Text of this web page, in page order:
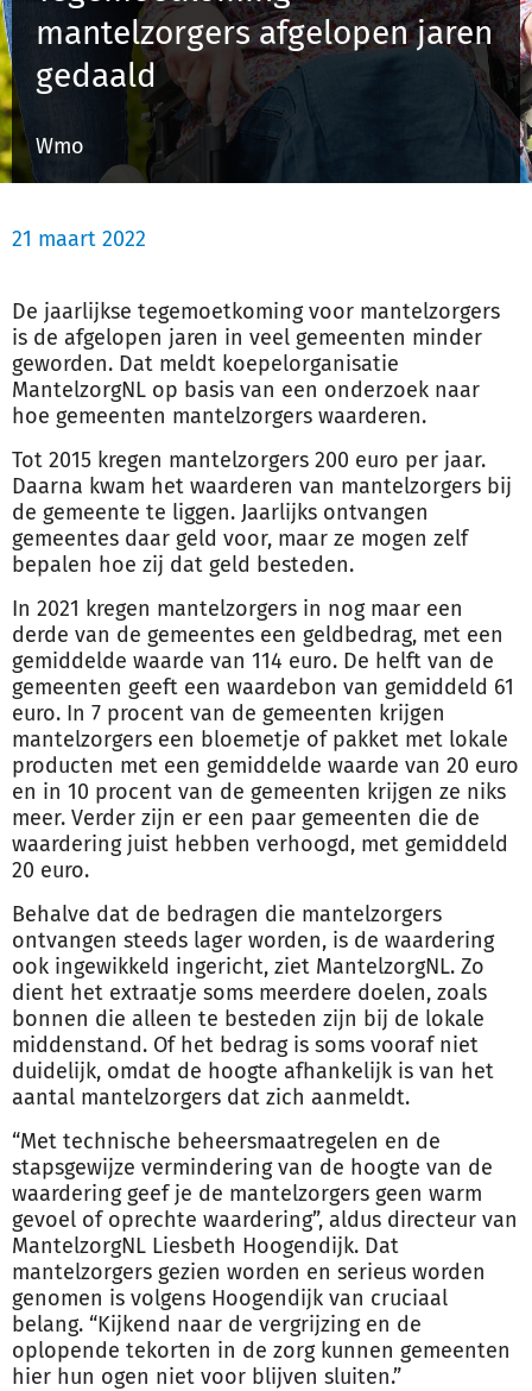
Inloggen
mantelzorgers afgelopen jaren
gedaald
Wmo
21 maart 2022
De jaarlijkse tegemoetkoming voor mantelzorgers
is de afgelopen jaren in veel gemeenten minder
geworden. Dat meldt koepelorganisatie
MantelzorgNL op basis van een onderzoek naar
hoe gemeenten mantelzorgers waarderen.
Tot 2015 kregen mantelzorgers 200 euro per jaar.
Daarna kwam het waarderen van mantelzorgers bij
de gemeente te liggen. Jaarlijks ontvangen
gemeentes daar geld voor, maar ze mogen zelf
bepalen hoe zij dat geld besteden.
In 2021 kregen mantelzorgers in nog maar een
derde van de gemeentes een geldbedrag, met een
gemiddelde waarde van 114 euro. De helft van de
gemeenten geeft een waardebon van gemiddeld 61
euro. In 7 procent van de gemeenten krijgen
mantelzorgers een bloemetje of pakket met lokale
producten met een gemiddelde waarde van 20 euro
en in 10 procent van de gemeenten krijgen ze niks
meer. Verder zijn er een paar gemeenten die de
waardering juist hebben verhoogd, met gemiddeld
20 euro.
Behalve dat de bedragen die mantelzorgers
ontvangen steeds lager worden, is de waardering
ook ingewikkeld ingericht, ziet MantelzorgNL. Zo
dient het extraatje soms meerdere doelen, zoals
bonnen die alleen te besteden zijn bij de lokale
middenstand. Of het bedrag is soms vooraf niet
duidelijk, omdat de hoogte afhankelijk is van het
aantal mantelzorgers dat zich aanmeldt.
“Met technische beheersmaatregelen en de
stapsgewijze vermindering van de hoogte van de
waardering geef je de mantelzorgers geen warm
gevoel of oprechte waardering”, aldus directeur van
MantelzorgNL Liesbeth Hoogendijk. Dat
mantelzorgers gezien worden en serieus worden
genomen is volgens Hoogendijk van cruciaal
belang. “Kijkend naar de vergrijzing en de
oplopende tekorten in de zorgkunnen gemeenten
hier hun ogen niet voor blijven sluiten.”